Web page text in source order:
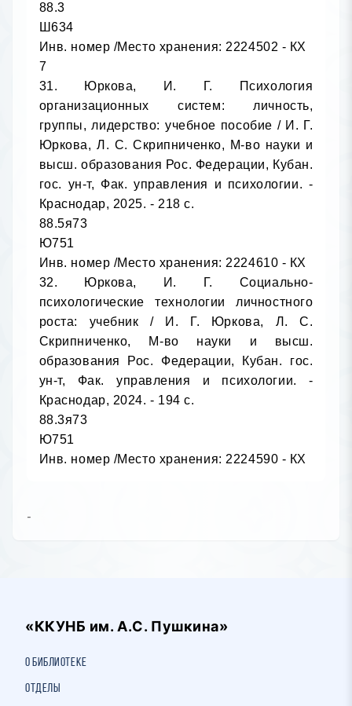
88.3
Ш634
Инв. номер /Место хранения: 2224502 - КХ
7
31. Юркова, И. Г. Психология
организационных систем: личность,
группы, лидерство: учебное пособие / И. Г.
Юркова, Л. С. Скрипниченко, М-во науки и
высш. образования Рос. Федерации, Кубан.
гос. ун-т, Фак. управления и психологии. -
Краснодар, 2025. - 218 с.
88.5я73
Ю751
Инв. номер /Место хранения: 2224610 - КХ
32. Юркова, И. Г. Социально-
психологические технологии личностного
роста: учебник / И. Г. Юркова, Л. С.
Скрипниченко, М-во науки и высш.
образования Рос. Федерации, Кубан. гос.
ун-т, Фак. управления и психологии. -
Краснодар, 2024. - 194 с.
88.3я73
Ю751
Инв. номер /Место хранения: 2224590 - КХ
-
«ККУНБ им. А.С. Пушкина»
О библиотеке
Отделы